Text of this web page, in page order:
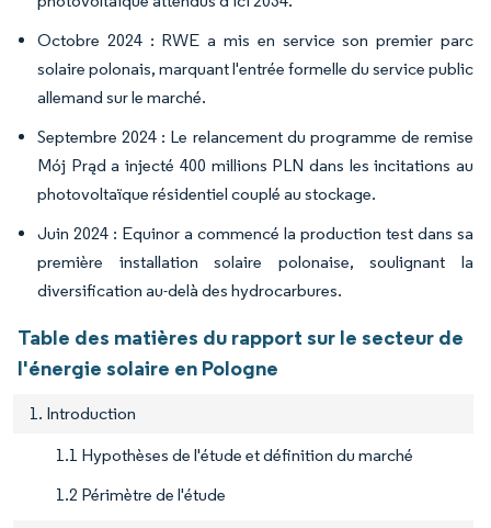
Octobre 2024 : RWE a mis en service son premier parc
solaire polonais, marquant l'entrée formelle du service public
allemand sur le marché.
Septembre 2024 : Le relancement du programme de remise
Mój Prąd a injecté 400 millions PLN dans les incitations au
photovoltaïque résidentiel couplé au stockage.
Juin 2024 : Equinor a commencé la production test dans sa
première installation solaire polonaise, soulignant la
diversification au-delà des hydrocarbures.
Table des matières du rapport sur le secteur de
l'énergie solaire en Pologne
1. Introduction
1.1 Hypothèses de l'étude et définition du marché
1.2 Périmètre de l'étude